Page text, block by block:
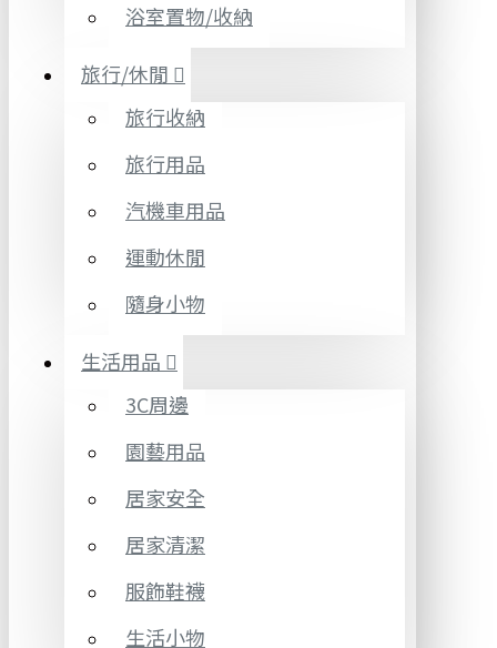
浴室置物/收納
旅行/休閒
旅行收納
旅行用品
汽機車用品
運動休閒
隨身小物
生活用品
3C周邊
園藝用品
居家安全
居家清潔
服飾鞋襪
生活小物